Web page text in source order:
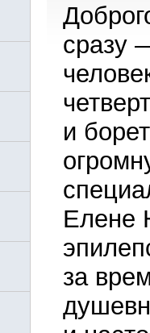
сразу
и
Елене
за